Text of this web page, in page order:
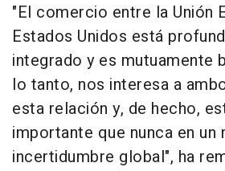
"El comercio entre la Unión
Estados Unidos está
integrado y es mutuamente
lo tanto, nos interesa a
esta relación y, de hecho,
importante que nunca en un
incertidumbre global", ha